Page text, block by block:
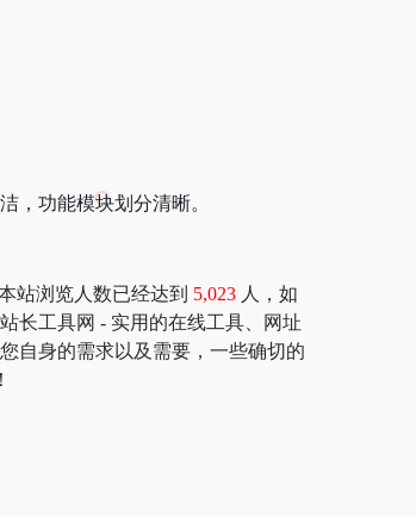
，功能模块划分清晰。
站浏览人数已经达到 5,023 人，如
长工具网 - 实用的在线工具、网址
自身的需求以及需要，一些确切的